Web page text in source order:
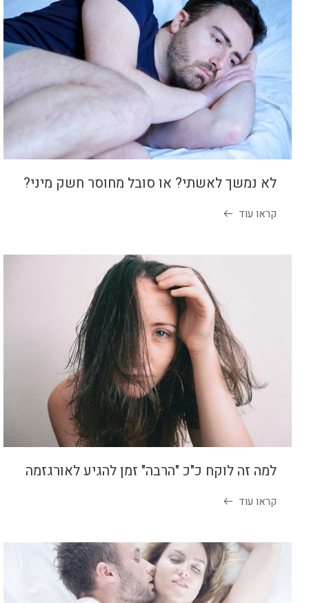
לא נמשך לאשתי? או סובל מחוסר חשק מיני?
קראו עוד
למה זה לוקח כ"כ "הרבה" זמן להגיע לאורגזמה
קראו עוד